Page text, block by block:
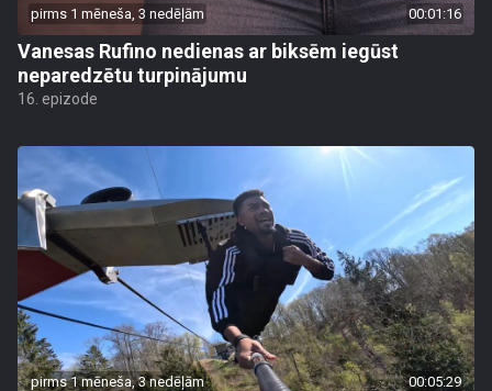
pirms 1 mēneša, 3 nedēļām 00:01:16
Vanesas Rufino nedienas ar biksēm iegūst
neparedzētu turpinājumu
16. epizode
pirms 1 mēneša, 3 nedēļām 00:05:29